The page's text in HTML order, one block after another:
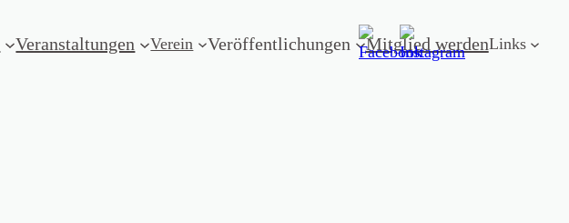
Veranstaltungen Verein Veröffentlichungen Mitglied werdenLinks